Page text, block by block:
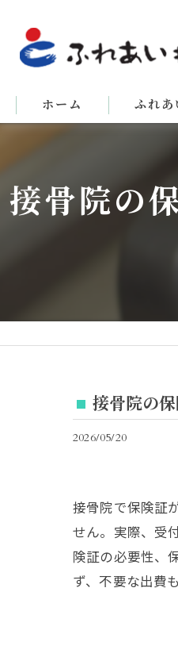
ホーム ふれあ
接骨院の
接骨院の
2026/05/20
接骨院で保険証
せん。実際、受
険証の必要性、
ず、不要な出費